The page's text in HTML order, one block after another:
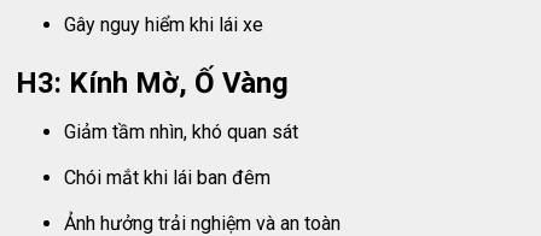
Gây nguy hiểm khi lái xe
H3: Kính Mờ, Ố Vàng
Giảm tầm nhìn, khó quan sát
Chói mắt khi lái ban đêm
Ảnh hưởng trải nghiệm và an toàn